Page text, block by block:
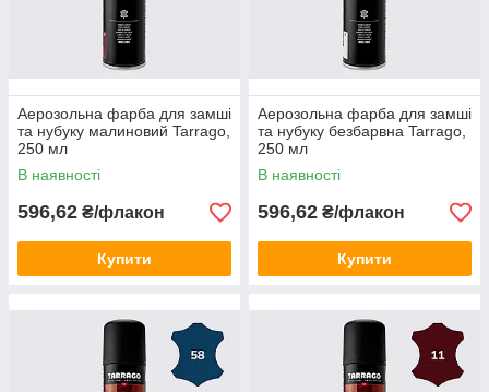
Після висихання підніміть ворс спеціальною щіткою для
замші та нубуку.
⚠️ Рекомендація: перед першим використанням протестуйте
засіб на малопомітній ділянці.
Аерозольна фарба для замші
та нубуку малиновий Tarrago,
250 мл
В наявності
596,62 ₴/флакон
Купити
Аерозольна фарба для замші
та нубуку безбарвна Tarrago,
250 мл
В наявності
596,62 ₴/флакон
Купити